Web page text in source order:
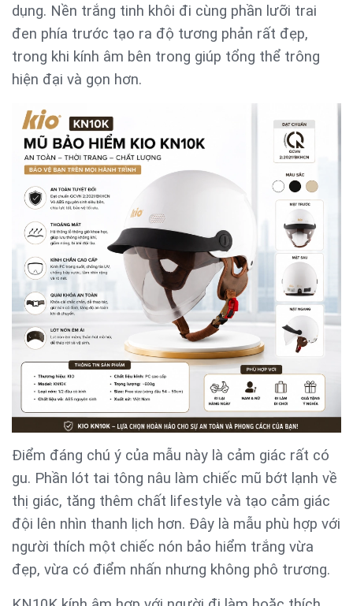
dụng. Nền trắng tinh khôi đi cùng phần lưỡi trai
đen phía trước tạo ra độ tương phản rất đẹp,
trong khi kính âm bên trong giúp tổng thể trông
hiện đại và gọn hơn.
Điểm đáng chú ý của mẫu này là cảm giác rất có
gu. Phần lót tai tông nâu làm chiếc mũ bớt lạnh về
thị giác, tăng thêm chất lifestyle và tạo cảm giác
đội lên nhìn thanh lịch hơn. Đây là mẫu phù hợp với
người thích một chiếc nón bảo hiểm trắng vừa
đẹp, vừa có điểm nhấn nhưng không phô trương.